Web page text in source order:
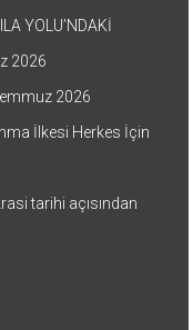
YOLU’NDAKİ
2026
2026
İlkesi Herkes İçin
tarihi açısından